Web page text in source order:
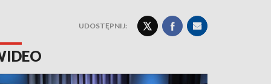
UDOSTĘPNIJ: